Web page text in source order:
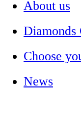
About us
Diamonds
Choose
News